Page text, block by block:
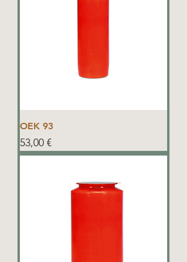
OEK 93
Preis
53,00 €